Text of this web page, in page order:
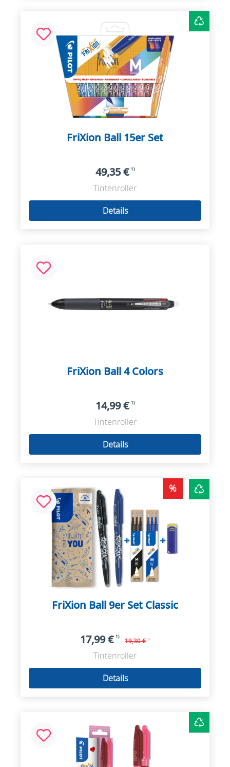
FriXion Ball 15er Set
49,35 € 1)
Tintenroller
Details
FriXion Ball 4 Colors
14,99 € 1)
Tintenroller
Details
%
FriXion Ball 9er Set Classic
17,99 € 1)
19,30 € 1)
Tintenroller
Details